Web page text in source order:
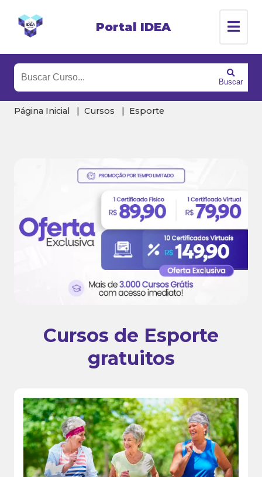
Portal IDEA
Buscar
Página Inicial Cursos Esporte
Cursos de Esporte
gratuitos